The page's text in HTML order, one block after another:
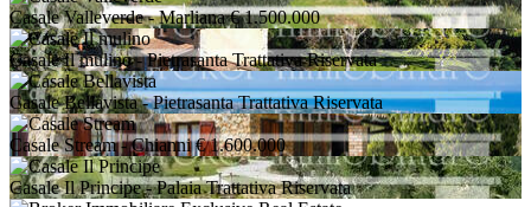
Casale Valleverde- Marliana € 1.500.000
Casale Il mulino- Pietrasanta Trattativa Riservata
Casale Bellavista- Pietrasanta Trattativa Riservata
Casale Stream- Chianni € 1.600.000
Casale Il Principe- Palaia Trattativa Riservata